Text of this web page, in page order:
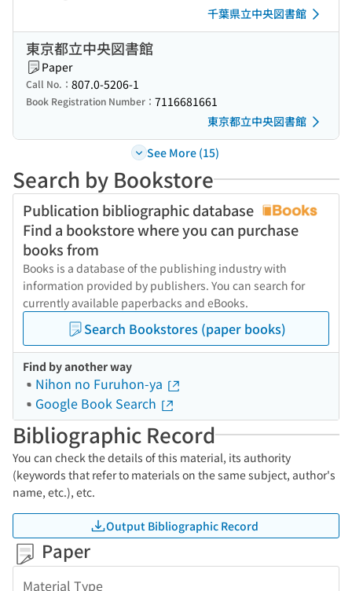
千葉県立中央図書館
東京都立中央図書館
Paper
Call No.： 807.0-5206-1
Book Registration Number： 7116681661
東京都立中央図書館
See More (15)
Search by Bookstore
Publication bibliographic database
Find a bookstore where you can purchase
books from
Books is a database of the publishing industry with
information provided by publishers. You can search for
currently available paperbacks and eBooks.
Search Bookstores (paper books)
Find by another way
Nihon no Furuhon-ya
Google Book Search
Bibliographic Record
You can check the details of this material, its authority
(keywords that refer to materials on the same subject, author's
name, etc.), etc.
Output Bibliographic Record
Paper
Material Type